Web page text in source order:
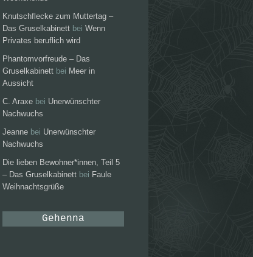
Knutschflecke zum Muttertag –
Das Gruselkabinett bei Wenn
Privates beruflich wird
Phantomvorfreude – Das
Gruselkabinett bei Meer in
Aussicht
C. Araxe bei Unerwünschter
Nachwuchs
Jeanne bei Unerwünschter
Nachwuchs
Die lieben Bewohner*innen, Teil 5
– Das Gruselkabinett bei Faule
Weihnachtsgrüße
Gehenna